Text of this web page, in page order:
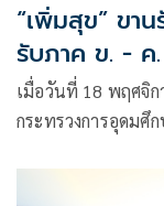
“เพิ่มสุข” ขานรั
รับภาค ข. -
หลักคุณธรรม”
เทคโนโลยีพั
เมื่อวันที่ 18 พฤศจิ
กระทรวงการอุดมศึ
รัฐมนตรีว่าการกร